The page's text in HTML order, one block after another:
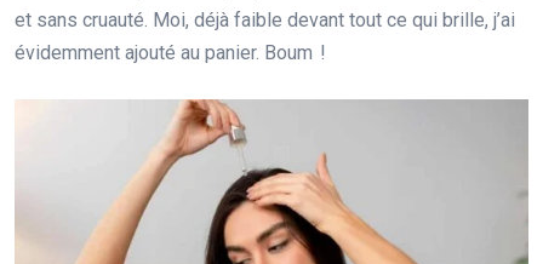
et sans cruauté. Moi, déjà faible devant tout ce qui brille, j’ai
évidemment ajouté au panier. Boum !